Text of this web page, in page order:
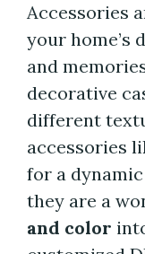
Accessories
your home’s
and
decorative
different
accessories
for a
they are a
and color